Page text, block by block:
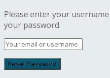
Please enter your
your password.